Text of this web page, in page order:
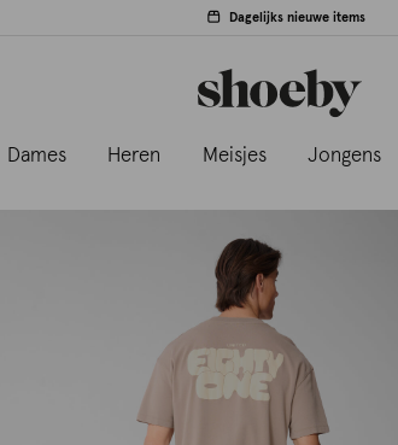
Dagelijks nieuwe items
Dames Heren Meisjes Jongens